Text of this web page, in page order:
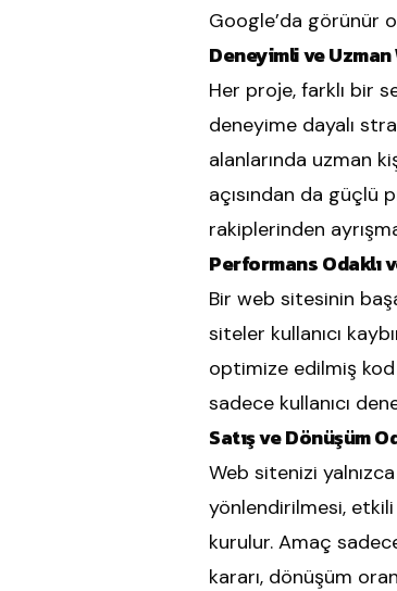
Google’da görünür
Deneyimli ve Uzman
Her proje, farklı bir
deneyime dayalı
alanlarında uzman
açısından da güçlü
rakiplerinden
Performans Odaklı
Bir web sitesinin
siteler kullanıcı
optimize edilmiş kod
sadece kullanıcı
Satış ve Dönüşüm
Web sitenizi
yönlendirilmesi, etkili
kurulur. Amaç
kararı, dönüşüm